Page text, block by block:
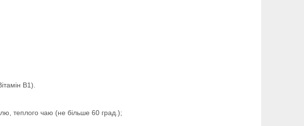
В1).
теплого чаю (не більше 60 град.);